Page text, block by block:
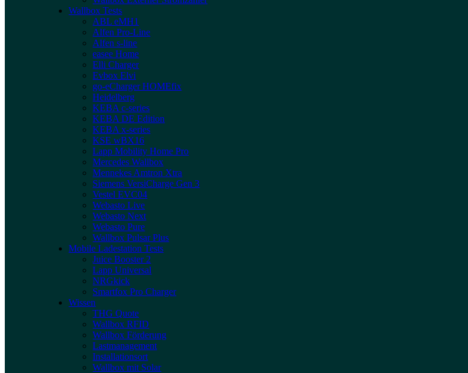
Wallbox Tests
ABL eMH1
Alfen Pro-Line
Alfen s-line
easee Home
Elli Charger
Evbox Elvi
go-eCharger HOMEfix
Heidelberg
KEBA c-series
KEBA DE Edition
KEBA x-series
KSE wBX16
Lapp Mobility Home Pro
Mercedes Wallbox
Mennekes Amtron Xtra
Siemens VersiCharge Gen 3
Vestel EVC04
Webasto Live
Webasto Next
Webasto Pure
Wallbox Pulsar Plus
Mobile Ladestation Tests
Juice Booster 2
Lapp Universal
NRGkick
Smartfox Pro Charger
Wissen
THG Quote
Wallbox RFID
Wallbox Förderung
Lastmanagement
Installationsort
Wallbox mit Solar